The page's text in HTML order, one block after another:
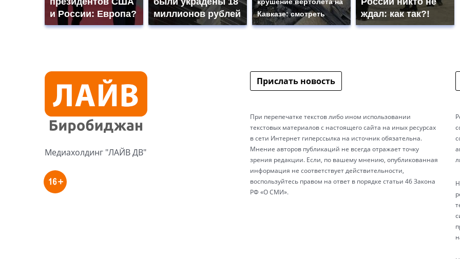
и России: Европа?
миллионов рублей
Кавказе: смотреть
ждал: как так?!
Медиахолдинг "ЛАЙВ ДВ"
Прислать новость
При перепечатке текстов либо ином использовании
текстовых материалов с настоящего сайта на иных ресурсах
в сети Интернет гиперссылка на источник обязательна.
Мнение авторов публикаций не всегда отражает точку
зрения редакции. Если, по вашему мнению, опубликованная
информация не соответствует действительности,
воспользуйтесь правом на ответ в порядке статьи 46 Закона
РФ «О СМИ».